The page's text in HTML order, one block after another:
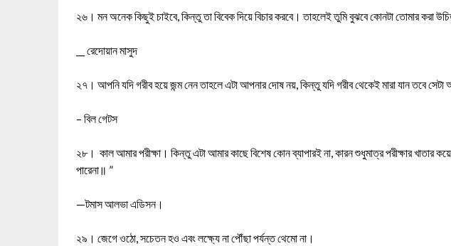
২৬। মন অনেক কিছুই চাইবে, কিন্তু তা বিবেক দিয়ে বিচার করবে। তাহলেই তুমি বুঝবে কোনটা তোমার করা
__ রেদোয়ান মাসুদ
২৭। আপনি যদি গরীব হয়ে জন্ম নেন তাহলে এটা আপনার দোষ নয়, কিন্তু যদি গরীব থেকেই মারা যান তবে
– বিল গেটস
২৮। কাল আমার পরীক্ষা। কিন্তু এটা আমার কাছে বিশেষ কোন ব্যাপারই না, কারন শুধুমাত্র পরীক্ষার খাতার
পারেনা॥ ”
—টমাস আলভা এডিসন।
২৯। জেগে ওঠো, সচেতন হও এবং লক্ষ্যে না পৌঁছা পর্যন্ত থেমো না।